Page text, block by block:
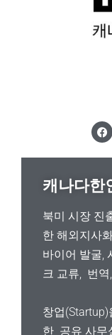
F
a
e
o
o
캐나다한
북미 시장 진
한 해외지사
바이어 발굴,
크 교류, 번
창업
한 공유 사무